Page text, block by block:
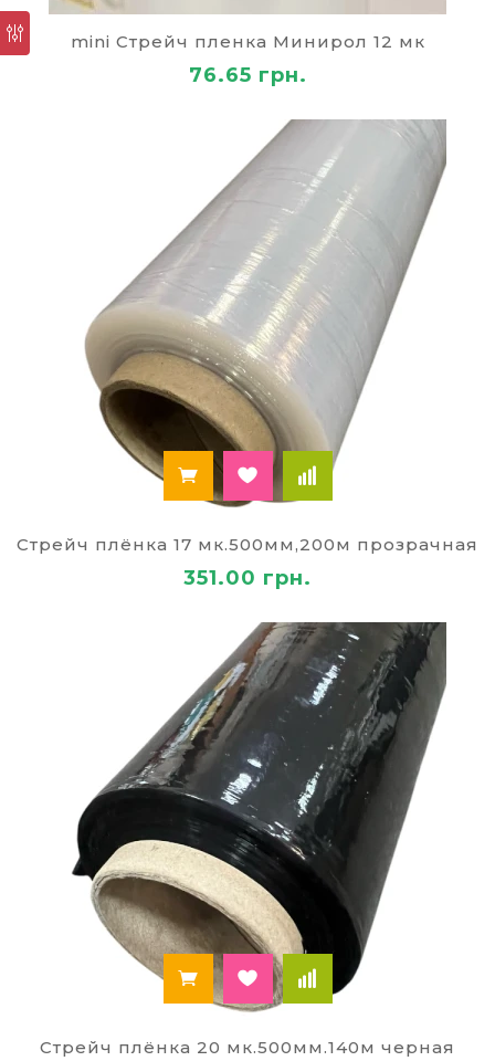
Интернет-магазин также предлагает различные
варианты по ширине: на 200, 280 и 500 мм. Есть
узкая пленка со специальным роликом, который
товар. Стрейч позволяет пленке натягиваться и
плотно прилегать к поверхности любой формы.
Вы можете купить пленку со своего
компьютера, находясь в любом городе
(например, Киеве или Одессе). Сделать это
можно недорого, так как цена на пленку в
нашем интернет магазине является достаточно
низкой. Оформите заказ – и в течение 2-3 дней
ваша покупка будет доставлена вам на
указанный адрес. Мы беспокоимся о комфорте
клиентов и о качестве нашего обслуживания. В
случае необходимости, наши менеджеры всегда
проконсультируют вас и ответят на любые
Популярные товары этого
раздела в нашем интернет
магазине
дыроколы для бумаги;
mini Стрейч пленка Минирол 12 мк
76.65 грн.
Стрейч плёнка 17 мк.500мм,200м прозрачная
351.00 грн.
Стрейч плёнка 20 мк.500мм.140м черная